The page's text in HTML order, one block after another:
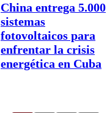
China entrega 5.000
sistemas
fotovoltaicos para
enfrentar la crisis
energética en Cuba